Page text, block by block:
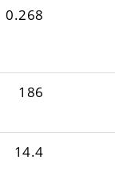
0.268
186
14.4